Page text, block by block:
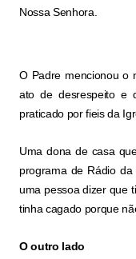
Nossa Senhora.
O Padre mencionou o
ato de desrespeito e
praticado por fieis da
Uma dona de casa
programa de Rádio da
uma pessoa dizer que
tinha cagado porque
O outro lado